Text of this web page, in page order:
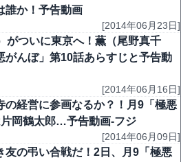
誰か！予告動画
[2014年06月23日]
がついに東京へ！薫（尾野真千
がんぼ」第10話あらすじと予告動
[2014年06月16日]
の経営に参画なるか？！月9「極悪
岡鶴太郎…予告動画‐フジ
[2014年06月09日]
友の弔い合戦だ！2日、月9「極悪